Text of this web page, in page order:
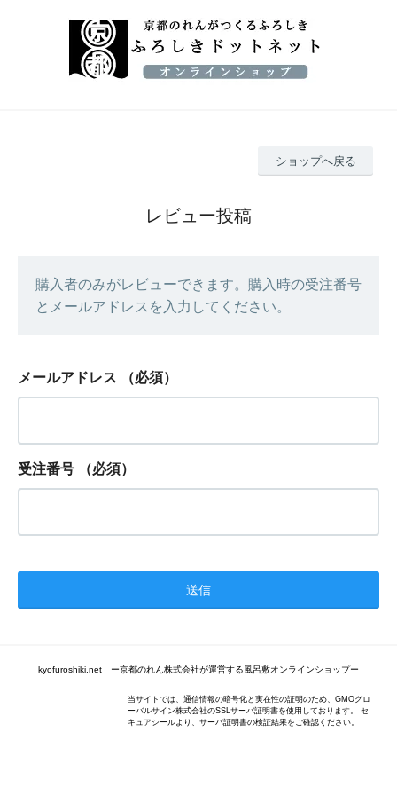
ショップへ戻る
レビュー投稿
購入者のみがレビューできます。購入時の受注番号
とメールアドレスを入力してください。
メールアドレス （必須）
受注番号 （必須）
kyofuroshiki.net ー京都のれん株式会社が運営する風呂敷オンラインショップー
当サイトでは、通信情報の暗号化と実在性の証明のため、GMOグロ
ーバルサイン株式会社のSSLサーバ証明書を使用しております。 セ
キュアシールより、サーバ証明書の検証結果をご確認ください。